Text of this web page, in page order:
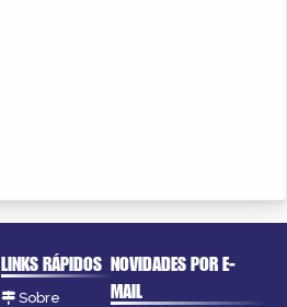
LINKS RÁPIDOS
Sobre
NOVIDADES POR E-
MAIL